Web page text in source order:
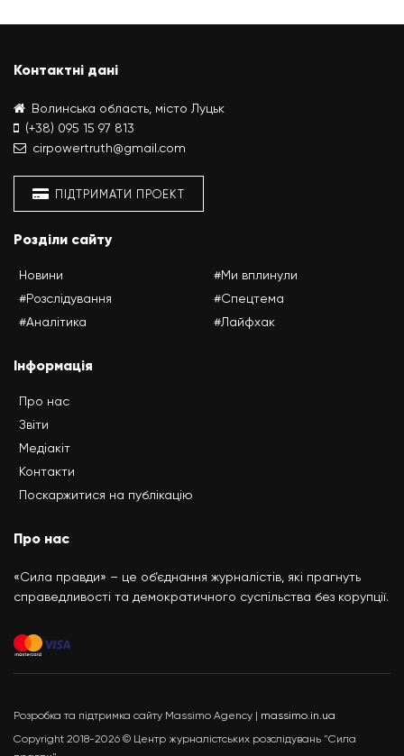
Контактні дані
Волинська область, місто Луцьк
(+38) 095 15 97 813
cirpowertruth@gmail.com
ПІДТРИМАТИ ПРОЕКТ
Розділи сайту
Новини
#Розслідування
#Аналітика
#Ми вплинули
#Спецтема
#Лайфхак
Інформація
Про нас
Звіти
Медіакіт
Контакти
Поскаржитися на публікацію
Про нас
«Сила правди» – це об’єднання журналістів, які прагнуть
справедливості та демократичного суспільства без корупції.
Розробка та підтримка сайту Massimo Agency | massimo.in.ua
Copyright 2018-2026 © Центр журналістських розслідувань "Сила